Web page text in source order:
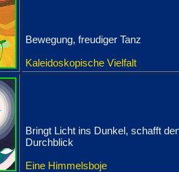
Bewegung, freudiger Tanz
Kaleidoskopische Vielfalt
Bringt Licht ins Dunkel, schafft
Durchblick
Eine Himmelsboje